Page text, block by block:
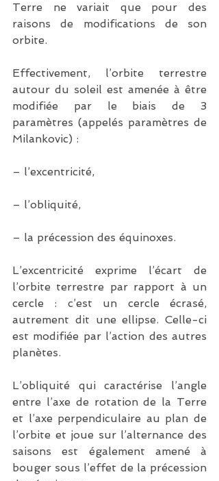
Terre ne variait que pour des
raisons de modifications de son
orbite.
Effectivement, l’orbite terrestre
autour du soleil est amenée à être
modifiée par le biais de 3
paramètres (appelés paramètres de
Milankovic) :
– l’excentricité,
– l’obliquité,
– la précession des équinoxes.
L’excentricité exprime l’écart de
l’orbite terrestre par rapport à un
cercle : c’est un cercle écrasé,
autrement dit une ellipse. Celle-ci
est modifiée par l’action des autres
planètes.
L’obliquité qui caractérise l’angle
entre l’axe de rotation de la Terre
et l’axe perpendiculaire au plan de
l’orbite et joue sur l’alternance des
saisons est également amené à
bouger sous l’effet de la précession